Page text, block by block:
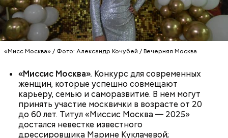
«Мисс Москва» / Фото: Александр Кочубей / Вечерняя Москва
«Миссис Москва». Конкурс для современных
женщин, которые успешно совмещают
карьеру, семью и саморазвитие. В нем могут
принять участие москвички в возрасте от 20
до 60 лет. Титул «Миссис Москва — 2025»
достался невестке известного
дрессировщика Марине Куклачевой;
— Модернизация мастерских помогает сократить
разрыв между учебным процессом и реальным
столицы «Москва — город кино» и объект
предлагаем ребятам полностью погрузиться в
киносреду — пообщаться со специалистами,
увидеть павильоны, в которых снимаются крупные
отечественные новинки. Здесь мы можем показать
учащимся старших классов весь процесс
кинопроизводства изнутри.